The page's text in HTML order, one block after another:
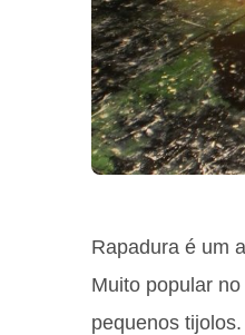
Rapadura é um
Muito popular
pequenos